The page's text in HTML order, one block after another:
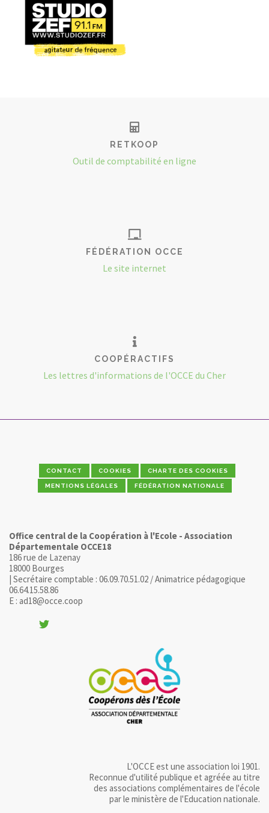
RETKOOP
Outil de comptabilité en ligne
FÉDÉRATION OCCE
Le site internet
COOPÉRACTIFS
Les lettres d'informations de l'OCCE du Cher
CONTACT COOKIES CHARTE DES COOKIES
MENTIONS LÉGALES FÉDÉRATION NATIONALE
Office central de la Coopération à l'Ecole - Association
Départementale OCCE18
186 rue de Lazenay
18000 Bourges
| Secrétaire comptable : 06.09.70.51.02 / Animatrice pédagogique
06.64.15.58.86
E : ad18@occe.coop
L'OCCE est une association loi 1901.
Reconnue d'utilité publique et agréée au titre
des associations complémentaires de l'école
par le ministère de l'Education nationale.